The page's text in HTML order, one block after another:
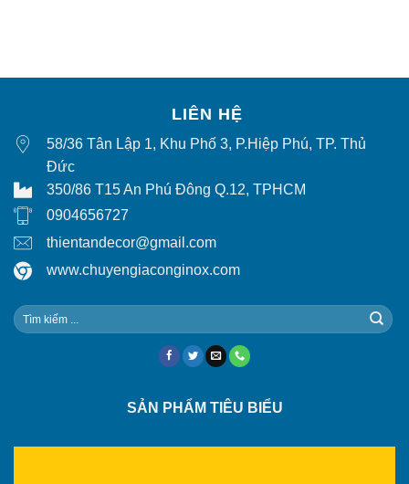
LIÊN HỆ
58/36 Tân Lập 1, Khu Phố 3, P.Hiệp Phú, TP. Thủ
Đức
350/86 T15 An Phú Đông Q.12, TPHCM
0904656727
thientandecor@gmail.com
www.chuyengiaconginox.com
SẢN PHẨM TIÊU BIỂU